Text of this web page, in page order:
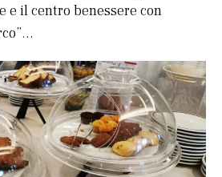
il centro benessere con